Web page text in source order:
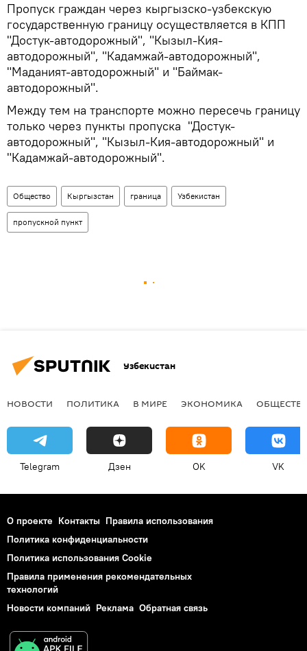
Пропуск граждан через кыргызско-узбекскую
государственную границу осуществляется в КПП
"Достук-автодорожный", "Кызыл-Кия-
автодорожный", "Кадамжай-автодорожный",
"Маданият-автодорожный" и "Баймак-
автодорожный".
Между тем на транспорте можно пересечь границу
только через пункты пропуска "Достук-
автодорожный", "Кызыл-Кия-автодорожный" и
"Кадамжай-автодорожный".
Общество Кыргызстан граница Узбекистан
пропускной пункт
Узбекистан
НОВОСТИ ПОЛИТИКА В МИРЕ ЭКОНОМИКА
Telegram Дзен OK VK
О проекте Контакты Правила использования
Политика конфиденциальности
Политика использования Cookie
Правила применения рекомендательных
технологий
Новости компаний Реклама Обратная связь